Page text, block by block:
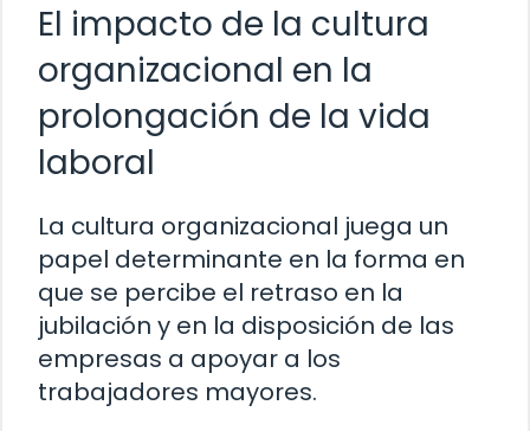
El impacto de la cultura
organizacional en la
prolongación de la vida
laboral
La cultura organizacional juega un
papel determinante en la forma en
que se percibe el retraso en la
jubilación y en la disposición de las
empresas a apoyar a los
trabajadores mayores.